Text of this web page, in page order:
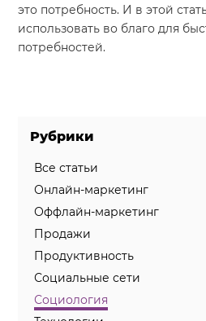
это потребность. И в этой
использовать во благо для
потребностей.
Рубрики
Все статьи
Онлайн-маркетинг
Оффлайн-маркетинг
Продажи
Продуктивность
Социальные сети
Социология